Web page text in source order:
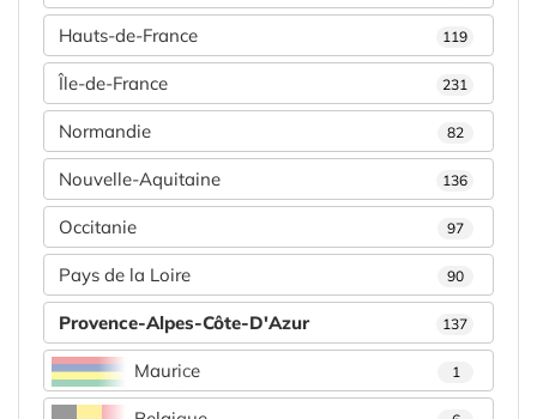
Hauts-de-France 119
Île-de-France 231
Normandie 82
Nouvelle-Aquitaine 136
Occitanie 97
Pays de la Loire 90
Provence-Alpes-Côte-D'Azur 137
Maurice 1